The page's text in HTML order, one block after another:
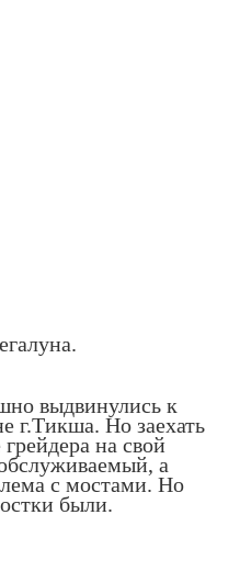
выдвинулись к
г.Тикша. Но заехать
на свой
а
с мостами. Но
были.